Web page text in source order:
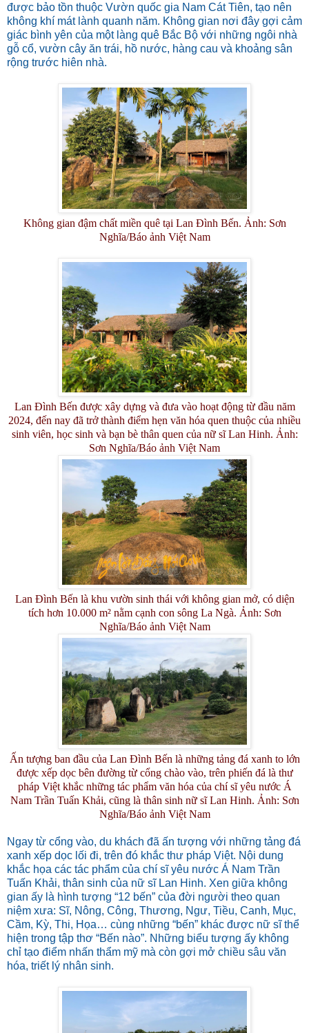
được bảo tồn thuộc Vườn quốc gia Nam Cát Tiên, tạo nên
không khí mát lành quanh năm. Không gian nơi đây gợi cảm
giác bình yên của một làng quê Bắc Bộ với những ngôi nhà
gỗ cổ, vườn cây ăn trái, hồ nước, hàng cau và khoảng sân
rộng trước hiên nhà.
Không gian đậm chất miền quê tại Lan Đình Bến. Ảnh: Sơn
Nghĩa/Báo ảnh Việt Nam
Lan Đình Bến được xây dựng và đưa vào hoạt động từ đầu năm
2024, đến nay đã trở thành điểm hẹn văn hóa quen thuộc của nhiều
sinh viên, học sinh và bạn bè thân quen của nữ sĩ Lan Hinh. Ảnh:
Sơn Nghĩa/Báo ảnh Việt Nam
Lan Đình Bến là khu vườn sinh thái với không gian mở, có diện
tích hơn 10.000 m² nằm cạnh con sông La Ngà. Ảnh: Sơn
Nghĩa/Báo ảnh Việt Nam
Ấn tượng ban đầu của Lan Đình Bến là những tảng đá xanh to lớn
được xếp dọc bên đường từ cổng chào vào, trên phiến đá là thư
pháp Việt khắc những tác phẩm văn hóa của chí sĩ yêu nước Á
Nam Trần Tuấn Khải, cũng là thân sinh nữ sĩ Lan Hinh. Ảnh: Sơn
Nghĩa/Báo ảnh Việt Nam
Ngay từ cổng vào, du khách đã ấn tượng với những tảng đá
xanh xếp dọc lối đi, trên đó khắc thư pháp Việt. Nội dung
khắc họa các tác phẩm của chí sĩ yêu nước Á Nam Trần
Tuấn Khải, thân sinh của nữ sĩ Lan Hinh. Xen giữa không
gian ấy là hình tượng “12 bến” của đời người theo quan
niệm xưa: Sĩ, Nông, Công, Thương, Ngư, Tiều, Canh, Mục,
Cầm, Kỳ, Thi, Họa… cùng những “bến” khác được nữ sĩ thể
hiện trong tập thơ “Bến nào”. Những biểu tượng ấy không
chỉ tạo điểm nhấn thẩm mỹ mà còn gợi mở chiều sâu văn
hóa, triết lý nhân sinh.